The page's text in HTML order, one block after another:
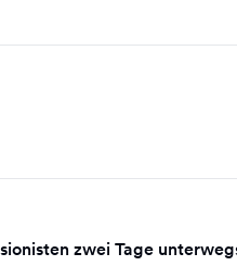
zwei Tage